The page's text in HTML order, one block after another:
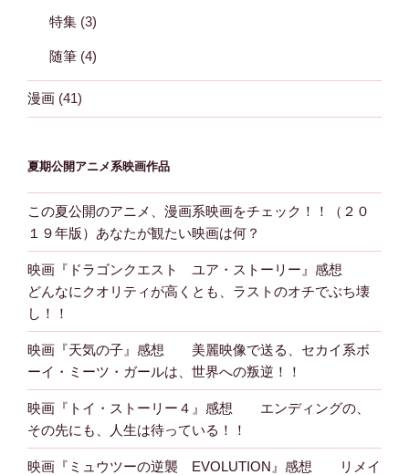
特集 (3)
随筆 (4)
漫画 (41)
夏期公開アニメ系映画作品
この夏公開のアニメ、漫画系映画をチェック！！（２０
１９年版）あなたが観たい映画は何？
映画『ドラゴンクエスト ユア・ストーリー』感想
どんなにクオリティが高くとも、ラストのオチでぶち壊
し！！
映画『天気の子』感想 美麗映像で送る、セカイ系ボ
ーイ・ミーツ・ガールは、世界への叛逆！！
映画『トイ・ストーリー４』感想 エンディングの、
その先にも、人生は待っている！！
映画『ミュウツーの逆襲 EVOLUTION』感想 リメイ